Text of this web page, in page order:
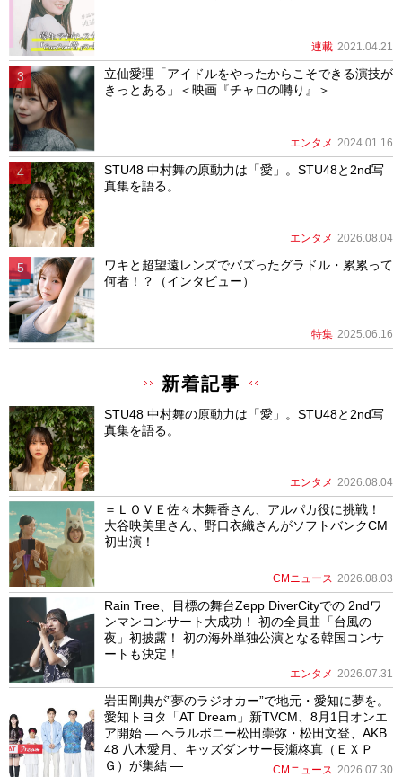
連載 2021.04.21
立仙愛理「アイドルをやったからこそできる演技が
きっとある」＜映画『チャロの囀り』＞
エンタメ 2024.01.16
STU48 中村舞の原動力は「愛」。STU48と2nd写
真集を語る。
エンタメ 2026.08.04
ワキと超望遠レンズでバズったグラドル・累累って
何者！？（インタビュー）
特集 2025.06.16
新着記事
STU48 中村舞の原動力は「愛」。STU48と2nd写
真集を語る。
エンタメ 2026.08.04
＝ＬＯＶＥ佐々木舞香さん、アルパカ役に挑戦！
大谷映美里さん、野口衣織さんがソフトバンクCM
初出演！
CMニュース 2026.08.03
Rain Tree、目標の舞台Zepp DiverCityでの 2ndワ
ンマンコンサート大成功！ 初の全員曲「台風の
夜」初披露！ 初の海外単独公演となる韓国コンサ
ートも決定！
エンタメ 2026.07.31
岩田剛典が”夢のラジオカー”で地元・愛知に夢を。
愛知トヨタ「AT Dream」新TVCM、8月1日オンエ
ア開始 ― ヘラルボニー松田崇弥・松田文登、AKB
48 八木愛月、キッズダンサー長瀬柊真（ＥＸＰ
Ｇ）が集結 ―
CMニュース 2026.07.30